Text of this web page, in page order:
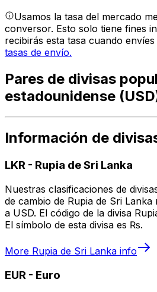
Usamos la tasa del mercado
conversor. Esto solo tiene fines
recibirás esta tasa cuando envíes
tasas de envío.
Pares de divisas
estadounidense
Información de
LKR - Rupia de Sri Lanka
Nuestras clasificaciones de
de cambio de Rupia de Sri
a USD. El código de la divisa
El símbolo de esta divisa es ₨.
More Rupia de Sri Lanka info
EUR - Euro